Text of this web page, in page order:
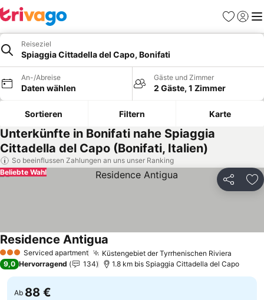
Favoriten
Reiseziel
Spiaggia Cittadella del Capo, Bonifati
An-/Abreise
Daten wählen
Gäste und Zimmer
2 Gäste, 1 Zimmer
Sortieren Filtern Karte
Unterkünfte in Bonifati nahe Spiaggia
Cittadella del Capo (Bonifati, Italien)
So beeinflussen Zahlungen an uns unser Ranking
Teilen
Beliebte Wahl
3 SterneServiced apartment Küstengebiet der Tyrrhenischen Riviera
Residence Antigua
9,0 Hervorragend 134 1.8 km bis Spiaggia Cittadella del Capo
Ab 88 €